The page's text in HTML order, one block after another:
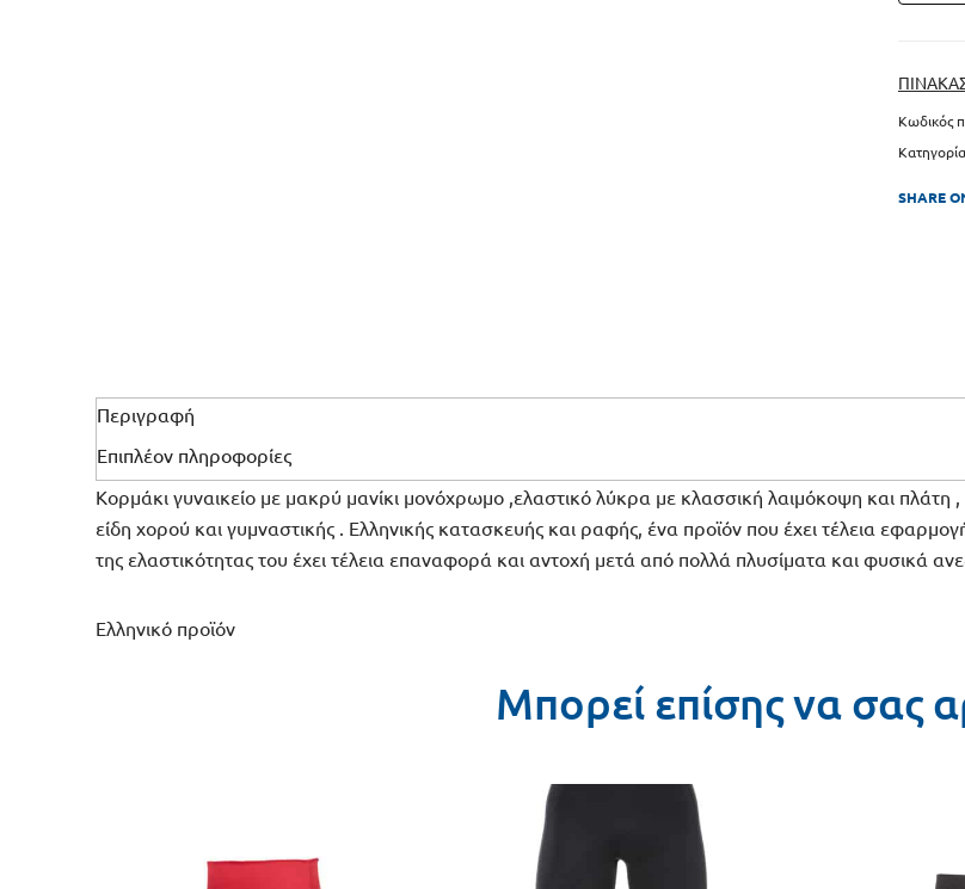
Κωδικός
SHARE
Περιγραφή
Επιπλέον πληροφορίες
Κορμάκι γυναικείο με μακρύ μανίκι μονόχρωμο ,ελαστικό λύκρα με κλασσική λαιμόκοψη και πλάτη
είδη χορού και γυμναστικής . Ελληνικής κατασκευής και ραφής, ένα προϊόν που έχει τέλεια
της ελαστικότητας του έχει τέλεια επαναφορά και αντοχή μετά από πολλά πλυσίματα και φυσικά
Ελληνικό προϊόν
Μπορεί επίσης να σας